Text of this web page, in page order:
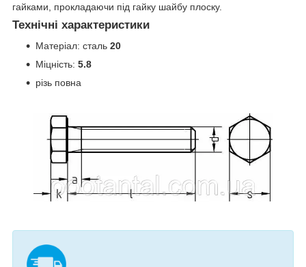
гайками, прокладаючи під гайку шайбу плоску.
Технічні характеристики
Матеріал: сталь 20
Міцність: 5.8
різь повна